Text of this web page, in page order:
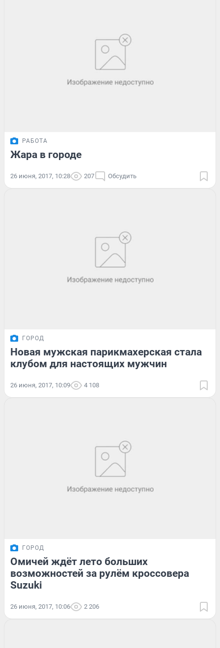
РАБОТА
Жара в городе
26 июня, 2017, 10:28 207 Обсудить
ГОРОД
Новая мужская парикмахерская стала
клубом для настоящих мужчин
26 июня, 2017, 10:09 4 108
ГОРОД
Омичей ждёт лето больших
возможностей за рулём кроссовера
Suzuki
26 июня, 2017, 10:06 2 206